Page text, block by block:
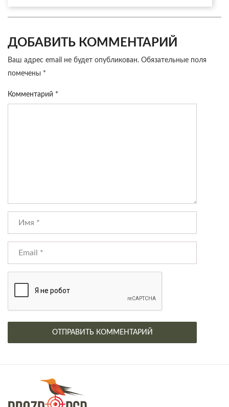
ДОБАВИТЬ КОММЕНТАРИЙ
Ваш адрес email не будет опубликован. Обязательные поля
помечены *
Комментарий *